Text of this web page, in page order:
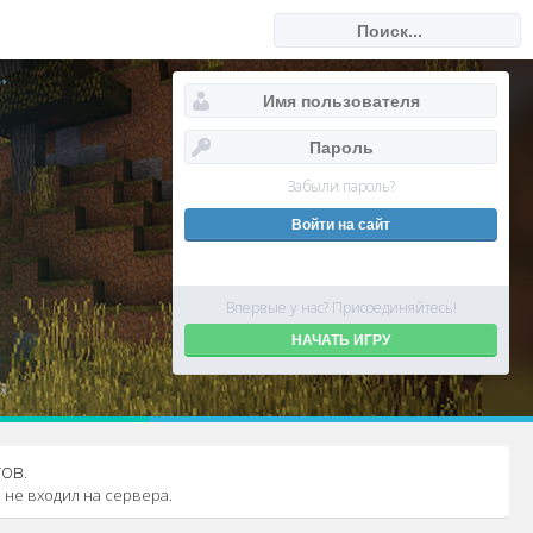
Забыли пароль?
Впервые у нас? Присоединяйтесь!
НАЧАТЬ ИГРУ
входил на сервера.